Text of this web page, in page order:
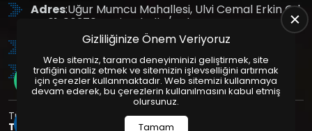
Adres:Uğur Mumcu Mahallesi, Ulvi Cemal Erkin Cd.
No:61, 06370 Yenimahalle/Ankara
: +90 (312) 354 8888
GSM: +90 (532) 343 4085
Tüm Hakları Saklıdır. | Bu site Us Yazılım
Tasarım
Paketleri ile Hazırlanmıştır. © 2025
Gizliliğinize Önem Veriyoruz
Web sitemiz, tarama deneyiminizi geliştirmek, site
trafiğini analiz etmek ve sitemizin işlevselliğini artırmak
için çerezler kullanmaktadır. Web sitemizi kullanmaya
devam ederek, bu çerezlerin kullanılmasını kabul etmiş
olursunuz.
Tamam